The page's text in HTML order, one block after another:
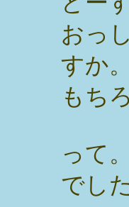
おっ
すか。
もち
って
でした